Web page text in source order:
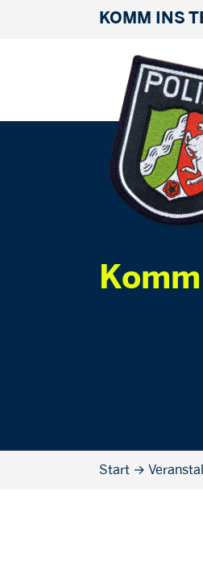
KOMM INS
Start →